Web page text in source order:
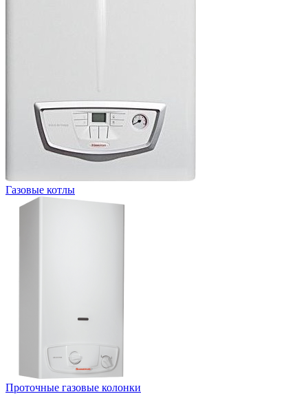
Газовые котлы
Проточные газовые колонки